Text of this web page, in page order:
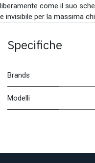
liberamente come il suo
e invisibile per la massima
Specifiche
Brands
Modelli